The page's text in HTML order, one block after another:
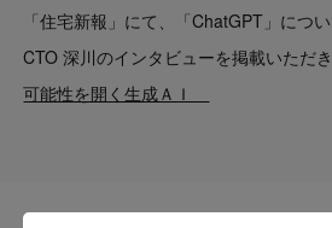
LegalOn Now
「住宅新報」にて、「ChatGPT」につ
CTO 深川のインタビューを掲載いただ
可能性を開く生成ＡＩ